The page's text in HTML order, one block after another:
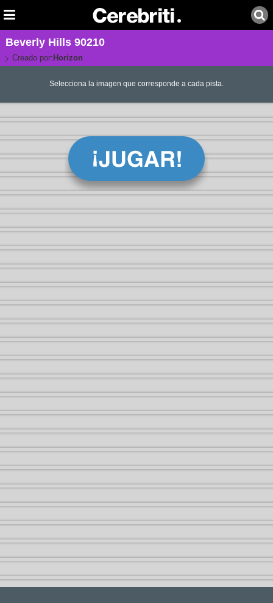
Beverly Hills 90210
Creado por: Horizon
Selecciona la imagen que corresponde a cada pista.